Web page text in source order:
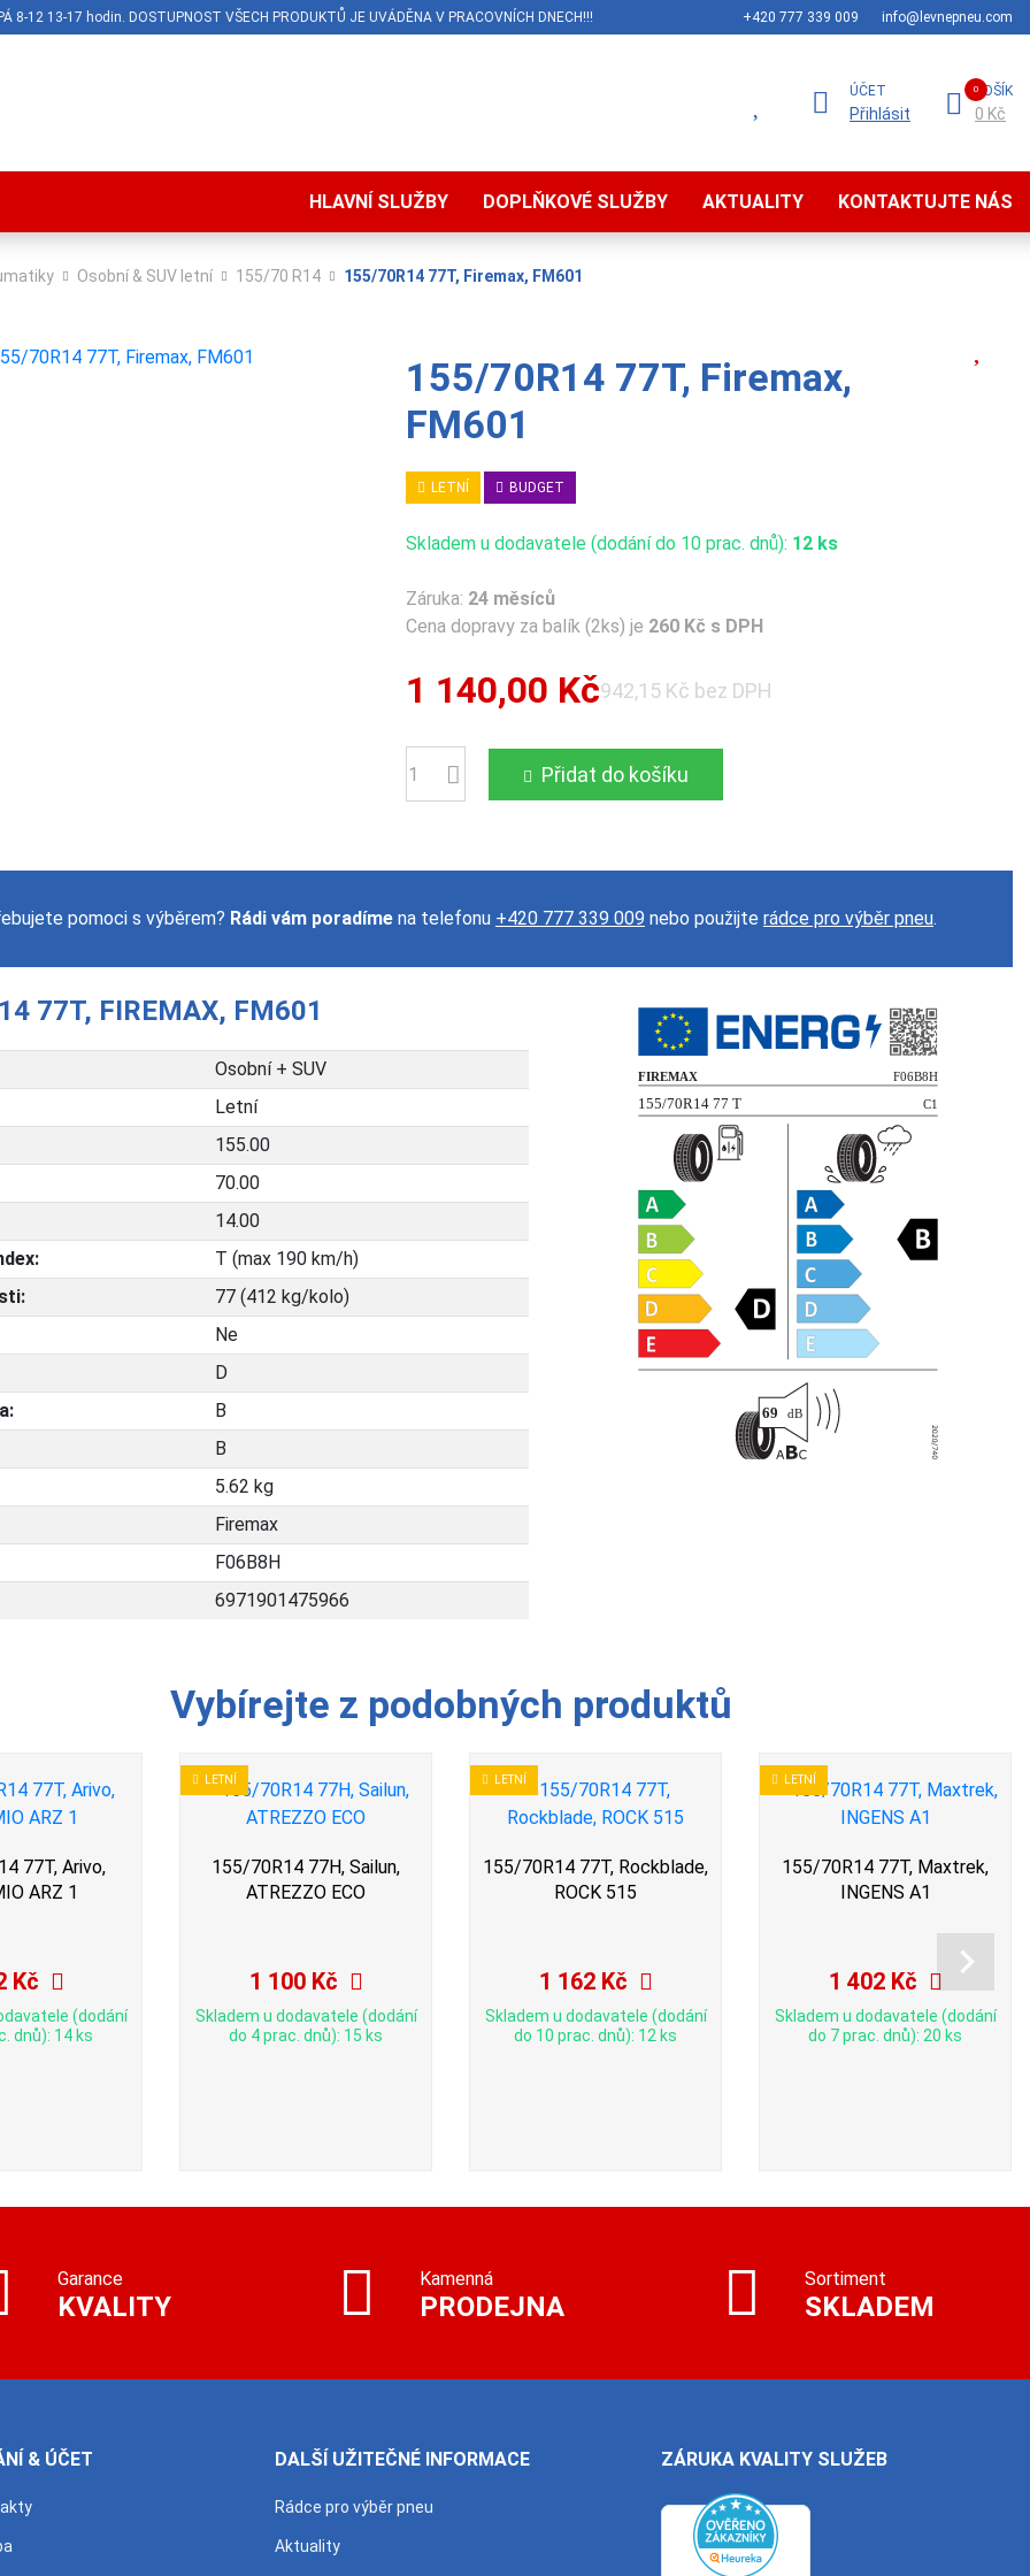
8-12 13-17 hodin. DOSTUPNOST VŠECH PRODUKTŮ JE UVÁDĚNA V PRACOVNÍCH DNECH!!! +420 777 339 009 info@levnepneu.com
ÚČET
Přihlásit
KOŠÍK
0 Kč
HLAVNÍ SLUŽBY DOPLŇKOVÉ SLUŽBY AKTUALITY KONTAKTUJTE NÁS
Osobní & SUV letní 155/70 R14 155/70R14 77T, Firemax, FM601
155/70R14 77T, Firemax,
FM601
LETNÍ BUDGET
Skladem u dodavatele (dodání do 10 prac. dnů): 12 ks
Záruka: 24 měsíců
Cena dopravy za balík (2ks) je 260 Kč s DPH
1 140,00 Kč942,15 Kč bez DPH
Počet Přidat do košíku
pomoci s výběrem? Rádi vám poradíme na telefonu +420 777 339 009 nebo použijte rádce pro výběr pneu.
77T, FIREMAX, FM601
Osobní + SUV
Letní
155.00
70.00
14.00
T (max 190 km/h)
77 (412 kg/kolo)
Ne
D
B
B
5.62 kg
Firemax
F06B8H
6971901475966
Vybírejte z podobných produktů
77T, Arivo,
ARZ 1
Kč
(dodání
dnů): 14 ks
LETNÍ
155/70R14 77H, Sailun,
ATREZZO ECO
1 100 Kč
Skladem u dodavatele (dodání
do 4 prac. dnů): 15 ks
LETNÍ
155/70R14 77T, Rockblade,
ROCK 515
1 162 Kč
Skladem u dodavatele (dodání
do 10 prac. dnů): 12 ks
LETNÍ
155/70R14 77T, Maxtrek,
INGENS A1
1 402 Kč
Skladem u dodavatele (dodání
do 7 prac. dnů): 20 ks
Garance
KVALITY
Kamenná
PRODEJNA
Sortiment
SKLADEM
& ÚČET DALŠÍ UŽITEČNÉ INFORMACE
Rádce pro výběr pneu
Aktuality
ZÁRUKA KVALITY SLUŽEB